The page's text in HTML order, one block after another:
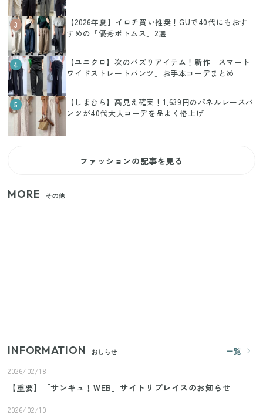
3
【2026年夏】イロチ買い推奨！GUで40代にもおす
すめの「優秀ボトムス」2選
4
【ユニクロ】次のバズりアイテム！新作「スマート
ワイドストレートパンツ」お手本コーデまとめ
5
【しまむら】高見え確実！1,639円のパネルレースパ
ンツが40代大人コーデを品よく格上げ
ファッションの記事を見る
MORE その他
INFORMATION おしらせ
一覧
2026/02/18
【重要】「サンキュ！WEB」サイトリプレイスのお知らせ
2026/02/10